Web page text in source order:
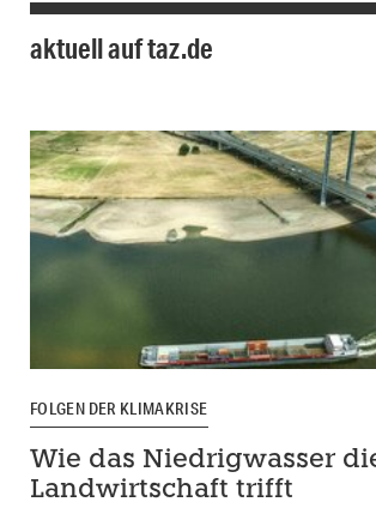
aktuell auf taz.de
FOLGEN DER KLIMAKRISE
Wie das Niedrigwasser
Landwirtschaft trifft